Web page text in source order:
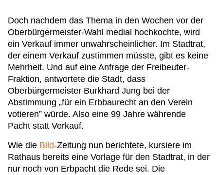
Doch nachdem das Thema in den Wochen vor der
Oberbürgermeister-Wahl medial hochkochte, wird
ein Verkauf immer unwahrscheinlicher. Im Stadtrat,
der einem Verkauf zustimmen müsste, gibt es keine
Mehrheit. Und auf eine Anfrage der Freibeuter-
Fraktion, antwortete die Stadt, dass
Oberbürgermeister Burkhard Jung bei der
Abstimmung „für ein Erbbaurecht an den Verein
votieren” würde. Also eine 99 Jahre währende
Pacht statt Verkauf.
Wie die Bild-Zeitung nun berichtete, kursiere im
Rathaus bereits eine Vorlage für den Stadtrat, in der
nur noch von Erbpacht die Rede sei. Die